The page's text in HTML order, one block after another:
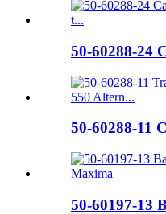
50-60288-24
50-60288-11
50-60197-13